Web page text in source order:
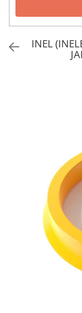
INEL